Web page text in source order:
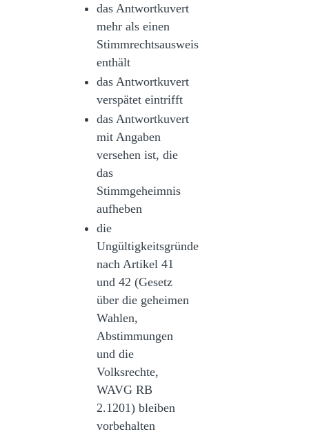
das Antwortkuvert
mehr als einen
Stimmrechtsausweis
enthält
das Antwortkuvert
verspätet eintrifft
das Antwortkuvert
mit Angaben
versehen ist, die
das
Stimmgeheimnis
aufheben
die
Ungültigkeitsgründe
nach Artikel 41
und 42 (Gesetz
über die geheimen
Wahlen,
Abstimmungen
und die
Volksrechte,
WAVG RB
2.1201) bleiben
vorbehalten